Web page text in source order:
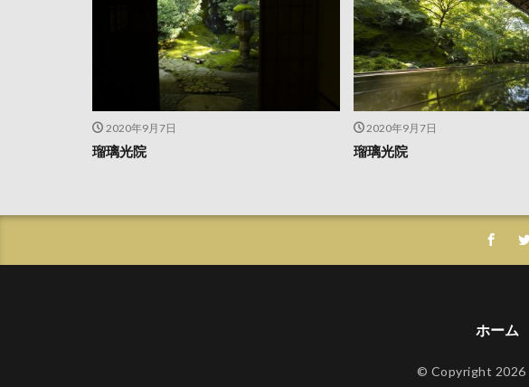
2020年9月7日
瑠璃光院
2020年9月7日
瑠璃光院
ホーム
© Copyright 2026